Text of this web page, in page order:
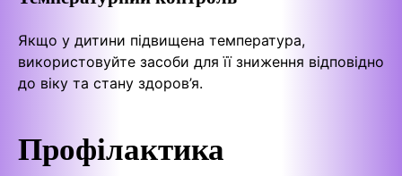
Якщо у дитини підвищена температура,
використовуйте засоби для її зниження відповідно
до віку та стану здоров’я.
Профілактика